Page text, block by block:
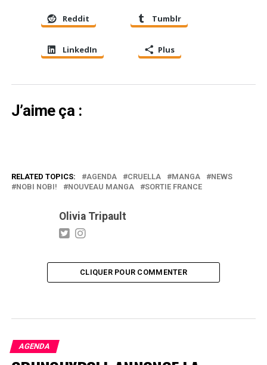
Reddit Tumblr
LinkedIn Plus
J’aime ça :
RELATED TOPICS: AGENDA CRUELLA MANGA
NEWS
NOBI NOBI!
NOUVEAU MANGA SORTIE FRANCE
Olivia Tripault
CLIQUER POUR COMMENTER
AGENDA